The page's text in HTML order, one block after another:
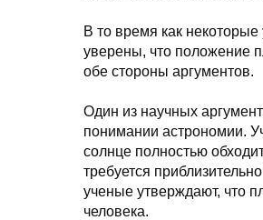
В то время как
уверены, что положение
обе стороны аргументов.
Один из научных
понимании астрономии.
солнце полностью
требуется
ученые утверждают, что
человека.